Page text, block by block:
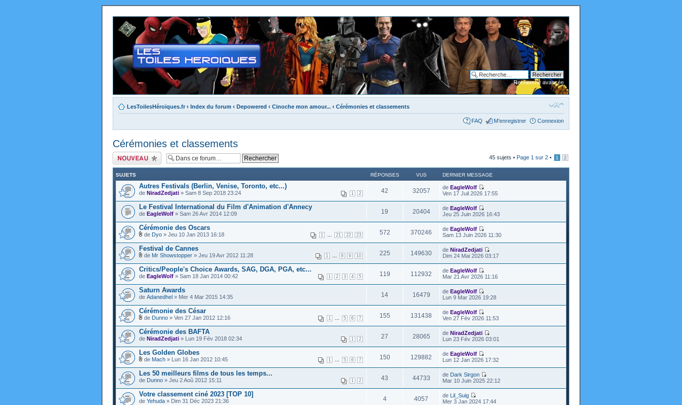
Recherche avancée
LesToilesHéroïques.fr ‹ Index du forum ‹ Depowered ‹ Cinoche mon amour... ‹ Cérémonies et classements
FAQ M’enregistrer Connexion
Cérémonies et classements
Ecrire un nouveau
sujet
45 sujets • Page 1 sur 2 • 1 2
SUJETS RÉPONSES VUS DERNIER MESSAGE
Autres Festivals (Berlin, Venise, Toronto, etc...)
1 2
de NiradZedjati » Sam 8 Sep 2018 23:24 42 32057 de EagleWolf
Ven 17 Juil 2026 17:55
Le Festival International du Film d'Animation d'Annecy
de EagleWolf » Sam 26 Avr 2014 12:09 19 20404 de EagleWolf
Jeu 25 Juin 2026 16:43
Cérémonie des Oscars
1 21 22 23
de Dyo » Jeu 10 Jan 2013 16:18 572 370246 de EagleWolf
Sam 13 Juin 2026 11:30
Festival de Cannes
1 8 9 10
de Mr Showstopper » Jeu 19 Avr 2012 11:28 225 149630 de NiradZedjati
Dim 24 Mai 2026 03:17
Critics/People's Choice Awards, SAG, DGA, PGA, etc...
1 2 3 4 5
de EagleWolf » Sam 18 Jan 2014 00:42 119 112932 de EagleWolf
Mar 21 Avr 2026 11:16
Saturn Awards
de Adanedhel » Mer 4 Mar 2015 14:35 14 16479 de EagleWolf
Lun 9 Mar 2026 19:28
Cérémonie des César
1 5 6 7
de Dunno » Ven 27 Jan 2012 12:16 155 131438 de EagleWolf
Ven 27 Fév 2026 11:53
Cérémonie des BAFTA
1 2
de NiradZedjati » Lun 19 Fév 2018 02:34 27 28065 de NiradZedjati
Lun 23 Fév 2026 03:01
Les Golden Globes
1 5 6 7
de Mach » Lun 16 Jan 2012 10:45 150 129882 de EagleWolf
Lun 12 Jan 2026 17:32
Les 50 meilleurs films de tous les temps...
1 2
de Dunno » Jeu 2 Aoû 2012 15:11 43 44733 de Dark Sirgon
Mar 10 Juin 2025 22:12
Votre classement ciné 2023 [TOP 10]
de Yehuda » Dim 31 Déc 2023 21:36 4 4057 de Lil_Suig
Mer 3 Jan 2024 17:44